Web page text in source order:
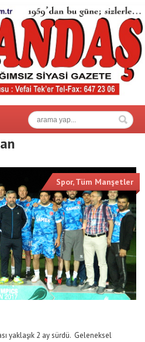
Spor,Tüm Manşetler
yaklaşık 2 ay sürdü. Geleneksel